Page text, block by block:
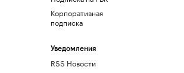
Корпоративная
подписка
Уведомления
RSS Новости